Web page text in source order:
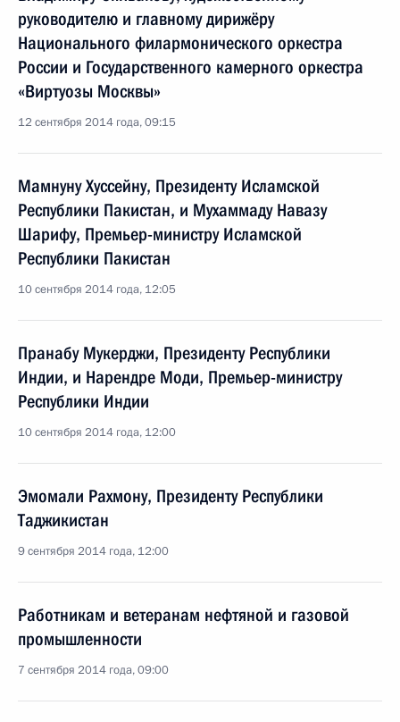
руководителю и главному дирижёру
Национального филармонического оркестра
России и Государственного камерного оркестра
«Виртуозы Москвы»
12 сентября 2014 года, 09:15
Мамнуну Хуссейну, Президенту Исламской
Республики Пакистан, и Мухаммаду Навазу
Шарифу, Премьер-министру Исламской
Республики Пакистан
10 сентября 2014 года, 12:05
Пранабу Мукерджи, Президенту Республики
Индии, и Нарендре Моди, Премьер-министру
Республики Индии
10 сентября 2014 года, 12:00
Эмомали Рахмону, Президенту Республики
Таджикистан
9 сентября 2014 года, 12:00
Работникам и ветеранам нефтяной и газовой
промышленности
7 сентября 2014 года, 09:00